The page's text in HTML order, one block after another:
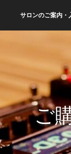
サロンのご案内・
ご